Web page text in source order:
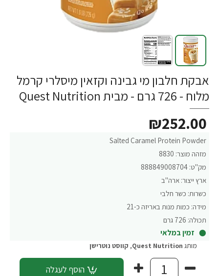
אבקת חלבון מי גבינה וקזאין מיסלרי קרמל
מלוח - 726 גרם - מבית Quest Nutrition
Salted Caramel Protein Powder
מזהה מוצר: 8830
מק"ט: 888849008704
ארץ ייצור: ארה"ב
כשרות: כשר חלבי
מידה: כמות מנות באריזה כ-21
תכולה: 726 גרם
זמין במלאי
₪252.00
מותג Quest Nutrition
, קווסט נוטרישן
הוסף לעגלה